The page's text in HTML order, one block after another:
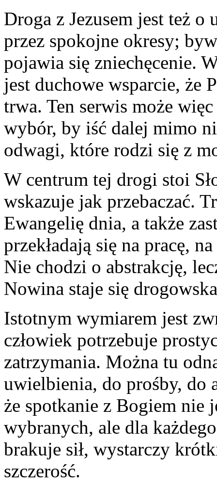
Droga z Jezusem jest też
przez spokojne okresy;
pojawia się zniechęcenie.
jest duchowe wsparcie, że
trwa. Ten serwis może
wybór, by iść dalej mimo
odwagi, które rodzi się z
W centrum tej drogi stoi
wskazuje jak przebaczać.
Ewangelię dnia, a także
przekładają się na pracę,
Nie chodzi o abstrakcję,
Nowina staje się
Istotnym wymiarem jest
człowiek potrzebuje
zatrzymania. Można tu
uwielbienia, do prośby, do
że spotkanie z Bogiem nie
wybranych, ale dla
brakuje sił, wystarczy
szczerość.